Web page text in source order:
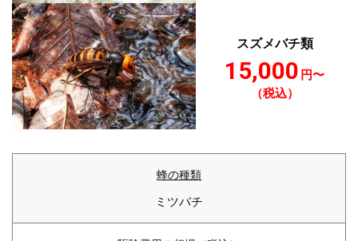
スズメバチ類
15,000 円〜
（税込）
ミツバチ